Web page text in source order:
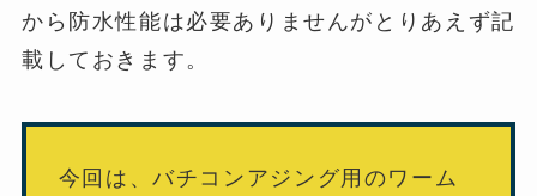
から防水性能は必要ありませんがとりあえず記
載しておきます。
今回は、バチコンアジング用のワーム